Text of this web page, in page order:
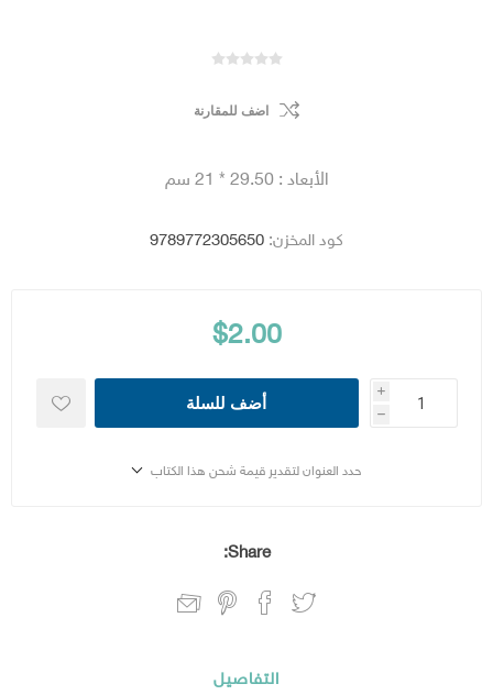
اضف للمقارنة
الأبعاد : 29.50 * 21 سم
كود المخزن: 9789772305650
$2.00
i
h
أضف للسلة
حدد العنوان لتقدير قيمة شحن هذا الكتاب
Share:
التفاصيل